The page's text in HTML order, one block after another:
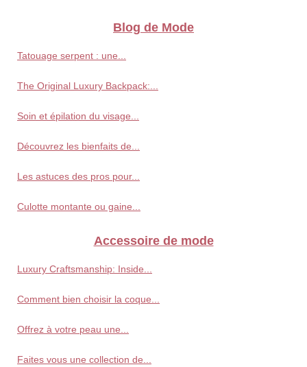
Blog de Mode
Tatouage serpent : une...
The Original Luxury Backpack:...
Soin et épilation du visage...
Découvrez les bienfaits de...
Les astuces des pros pour...
Culotte montante ou gaine...
Accessoire de mode
Luxury Craftsmanship: Inside...
Comment bien choisir la coque...
Offrez à votre peau une...
Faites vous une collection de...